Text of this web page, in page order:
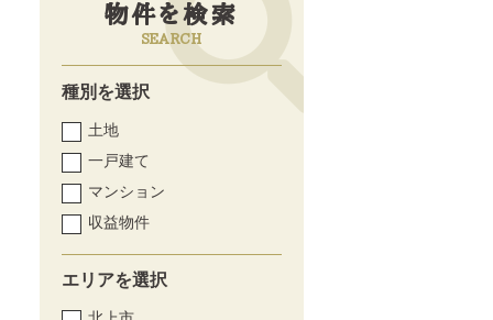
物件を検索
SEARCH
種別を選択
土地
一戸建て
マンション
収益物件
エリアを選択